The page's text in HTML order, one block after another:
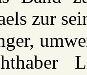
zur